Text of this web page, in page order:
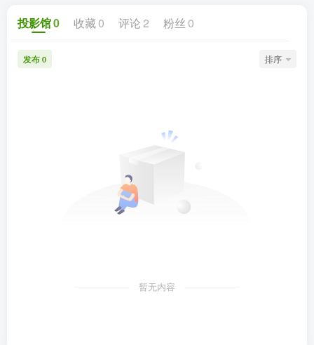
投影馆0 收藏 0 评论 2 粉丝 0
发布 0 排序
暂无内容